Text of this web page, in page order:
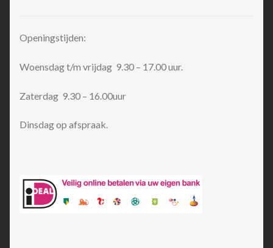
Openingstijden:
Woensdag t/m vrijdag 9.30 – 17.00 uur.
Zaterdag 9.30 – 16.00uur
Dinsdag op afspraak.